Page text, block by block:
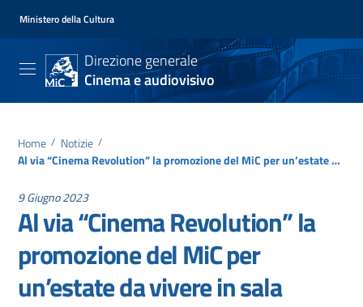
Ministero della Cultura
Direzione generale
Cinema e audiovisivo
Home / Notizie /
Al via “Cinema Revolution” la promozione del MiC per un’estate da vivere in sala
9 Giugno 2023
Al via “Cinema Revolution” la
promozione del MiC per
un’estate da vivere in sala